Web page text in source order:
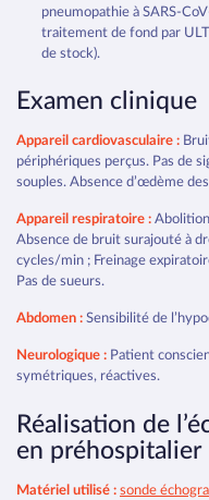
pneumopathie à SARS-
traitement de fond par
de stock).
Examen clinique
Appareil cardiovasculaire :
périphériques perçus. Pas de
souples. Absence d’œdème
Appareil respiratoire :
Absence de bruit surajouté à
cycles/min ; Freinage
Pas de sueurs.
Abdomen : Sensibilité de
Neurologique : Patient
symétriques, réactives.
Réalisation de
en préhospitalier
Matériel utilisé : sonde